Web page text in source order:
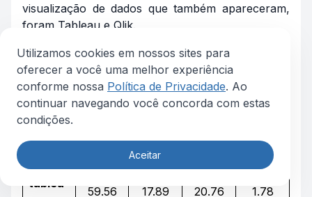
Utilizamos cookies em nossos sites para
oferecer a você uma melhor experiência
conforme nossa Política de Privacidade. Ao
continuar navegando você concorda com estas
condições.
Aceitar
visualização de dados que também apareceram,
foram Tableau e Qlik.
Tabela 4.Habilidades com maior delta para
Analista de Dados em relação as demais
Habilid
ade
Analist
a_%
Engenh
eiro_%
Cientis
ta_%
Outro_
%
power
1.75
tablea
59.56 17.89 20.76 1.78